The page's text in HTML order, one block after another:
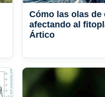
Cómo las olas de
afectando al
Ártico